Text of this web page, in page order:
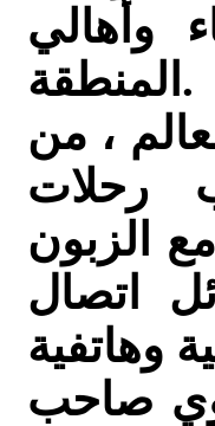
وأهالي
المنطقة.
، من
رحلات
الزبون
اتصال
صاحب